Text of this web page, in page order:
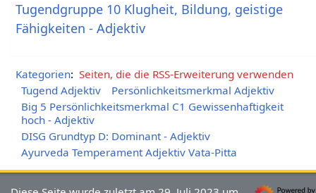
Tugendgruppe 10 Klugheit, Bildung, geistige
Fähigkeiten - Adjektiv
Kategorien: Seiten, die die RSS-Erweiterung verwenden
Tugend Adjektiv
Persönlichkeitsmerkmal Adjektiv
Big 5 Persönlichkeitsmerkmal C1 Gewissenhaftigkeit
hoch - Adjektiv
DISG Grundtyp D: Dominant - Adjektiv
Ayurveda Temperament Adjektiv Vata-Pitta